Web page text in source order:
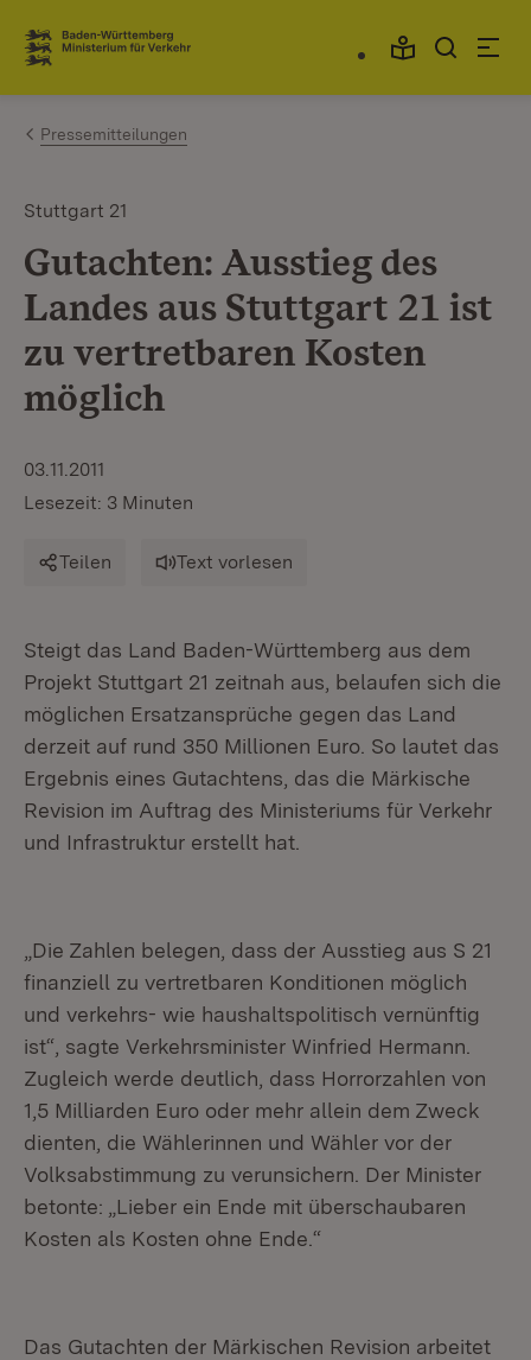
Zum Inhalt springen
Link zur Startseite
Pressemitteilungen
Stuttgart 21
Gutachten: Ausstieg des
Landes aus Stuttgart 21 ist
zu vertretbaren Kosten
möglich
03.11.2011
Lesezeit: 3 Minuten
Teilen Text vorlesen
Steigt das Land Baden-Württemberg aus dem
Projekt Stuttgart 21 zeitnah aus, belaufen sich die
möglichen Ersatzansprüche gegen das Land
derzeit auf rund 350 Millionen Euro. So lautet das
Ergebnis eines Gutachtens, das die Märkische
Revision im Auftrag des Ministeriums für Verkehr
und Infrastruktur erstellt hat.
„Die Zahlen belegen, dass der Ausstieg aus S 21
finanziell zu vertretbaren Konditionen möglich
und verkehrs- wie haushaltspolitisch vernünftig
ist“, sagte Verkehrsminister Winfried Hermann.
Zugleich werde deutlich, dass Horrorzahlen von
1,5 Milliarden Euro oder mehr allein dem Zweck
dienten, die Wählerinnen und Wähler vor der
Volksabstimmung zu verunsichern. Der Minister
betonte: „Lieber ein Ende mit überschaubaren
Kosten als Kosten ohne Ende.“
Das Gutachten der Märkischen Revision arbeitet